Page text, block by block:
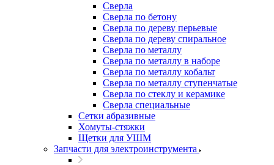
Сверла
Сверла по бетону
Сверла по дереву перьевые
Сверла по дереву спиральное
Сверла по металлу
Сверла по металлу в наборе
Сверла по металлу кобальт
Сверла по металлу ступенчатые
Сверла по стеклу и керамике
Сверла специальные
Сетки абразивные
Хомуты-стяжки
Щетки для УШМ
Запчасти для электроинструмента